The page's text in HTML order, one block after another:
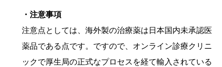
・注意事項
注意点としては、海外製の治療薬は日本国内未承認医
薬品である点です。ですので、オンライン診療クリニ
ックで厚生局の正式なプロセスを経て輸入されている